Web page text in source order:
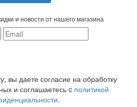
и новости от нашего магазина
вы даете согласие на обработку
и соглашаетесь c политикой
.